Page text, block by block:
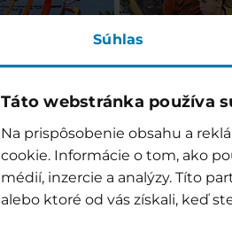
Súhlas
Táto webstránka používa
Na prispôsobenie obsahu a
cookie. Informácie o tom, ako
médií, inzercie a analýzy. Títo
alebo ktoré od vás získali, keď
Ješted (CZ)